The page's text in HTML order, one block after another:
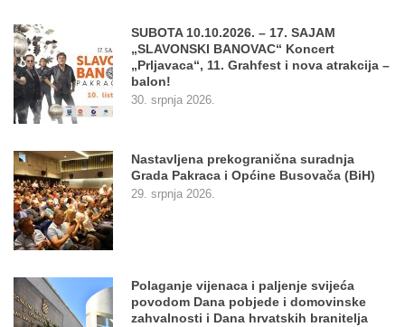
SUBOTA 10.10.2026. – 17. SAJAM
„SLAVONSKI BANOVAC“ Koncert
„Prljavaca“, 11. Grahfest i nova atrakcija –
balon!
30. srpnja 2026.
Nastavljena prekogranična suradnja
Grada Pakraca i Općine Busovača (BiH)
29. srpnja 2026.
Polaganje vijenaca i paljenje svijeća
povodom Dana pobjede i domovinske
zahvalnosti i Dana hrvatskih branitelja